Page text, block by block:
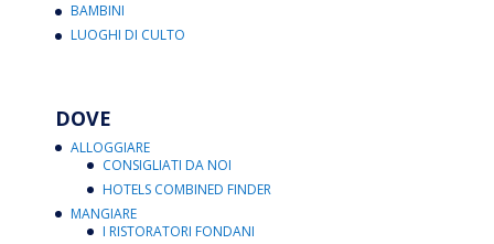
BAMBINI
LUOGHI DI CULTO
DOVE
ALLOGGIARE
CONSIGLIATI DA NOI
HOTELS COMBINED FINDER
MANGIARE
I RISTORATORI FONDANI